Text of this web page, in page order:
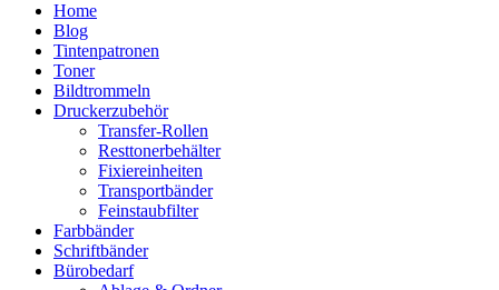
Home
Blog
Tintenpatronen
Toner
Bildtrommeln
Druckerzubehör
Transfer-Rollen
Resttonerbehälter
Fixiereinheiten
Transportbänder
Feinstaubfilter
Farbbänder
Schriftbänder
Bürobedarf